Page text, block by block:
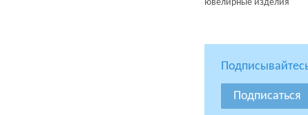
ювелирные изделия
Подписаться